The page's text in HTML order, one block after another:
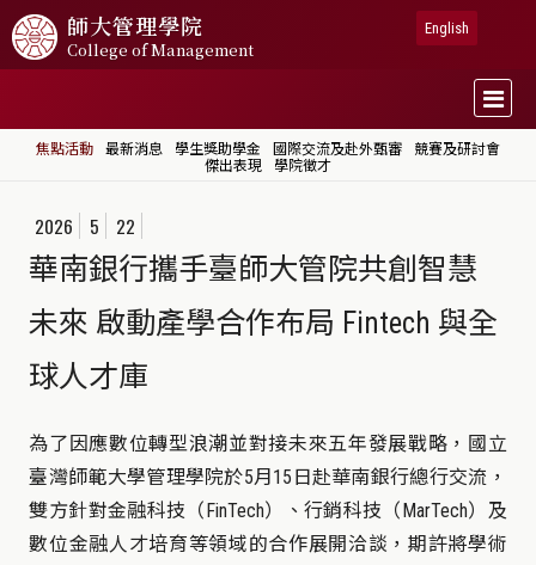
師大管理學院
College of Management
English
焦點活動 最新消息 學生獎助學金 國際交流及赴外甄審
競賽及研討會
傑出表現
學院徵才
2026 5 22
華南銀行攜手臺師大管院共創智慧
未來 啟動產學合作布局 Fintech 與全
球人才庫
為了因應數位轉型浪潮並對接未來五年發展戰略，國立
臺灣師範大學管理學院於5月15日赴華南銀行總行交流，
雙方針對金融科技（FinTech）、行銷科技（MarTech）及
數位金融人才培育等領域的合作展開洽談，期許將學術